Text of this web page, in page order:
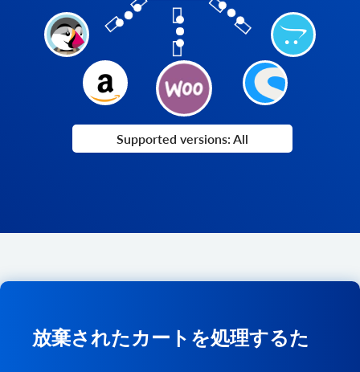
Supported versions: All
放棄されたカートを処理するた